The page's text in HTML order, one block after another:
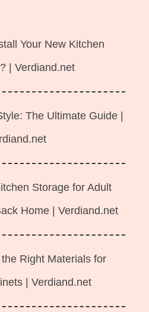
Your New Kitchen
| Verdiand.net
The Ultimate Guide |
Storage for Adult
Home | Verdiand.net
Right Materials for
| Verdiand.net